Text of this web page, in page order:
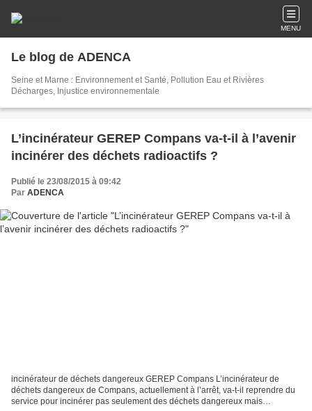
MENU
Le blog de ADENCA
Seine et Marne : Environnement et Santé, Pollution Eau et Rivières
Décharges, Injustice environnementale
L’incinérateur GEREP Compans va-t-il à l’avenir
incinérer des déchets radioactifs ?
Publié le 23/08/2015 à 09:42
Par ADENCA
incinérateur de déchets dangereux GEREP Compans L’incinérateur de
déchets dangereux de Compans, actuellement à l’arrêt, va-t-il reprendre du
service pour incinérer pas seulement des déchets dangereux mais